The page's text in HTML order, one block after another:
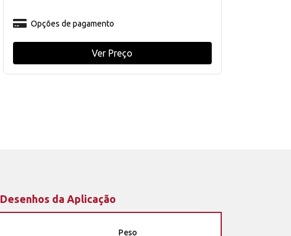
Opções de pagamento
Ver Preço
Desenhos da Aplicação
Peso